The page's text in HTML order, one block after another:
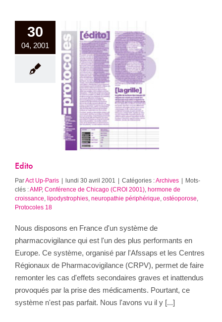
30
04, 2001
Edito
ParAct Up-Paris lundi 30 avril 2001 Catégories :Archives
Mots-
clés :AMP, Conférence de Chicago (CROI 2001), hormone de
croissance, lipodystrophies, neuropathie périphérique, ostéoporose,
Protocoles 18
Nous disposons en France d'un système de
pharmacovigilance qui est l'un des plus performants en
Europe. Ce système, organisé par l'Afssaps et les Centres
Régionaux de Pharmacovigilance (CRPV), permet de faire
remonter les cas d'effets secondaires graves et inattendus
provoqués par la prise des médicaments. Pourtant, ce
système n'est pas parfait. Nous l'avons vu il y [...]